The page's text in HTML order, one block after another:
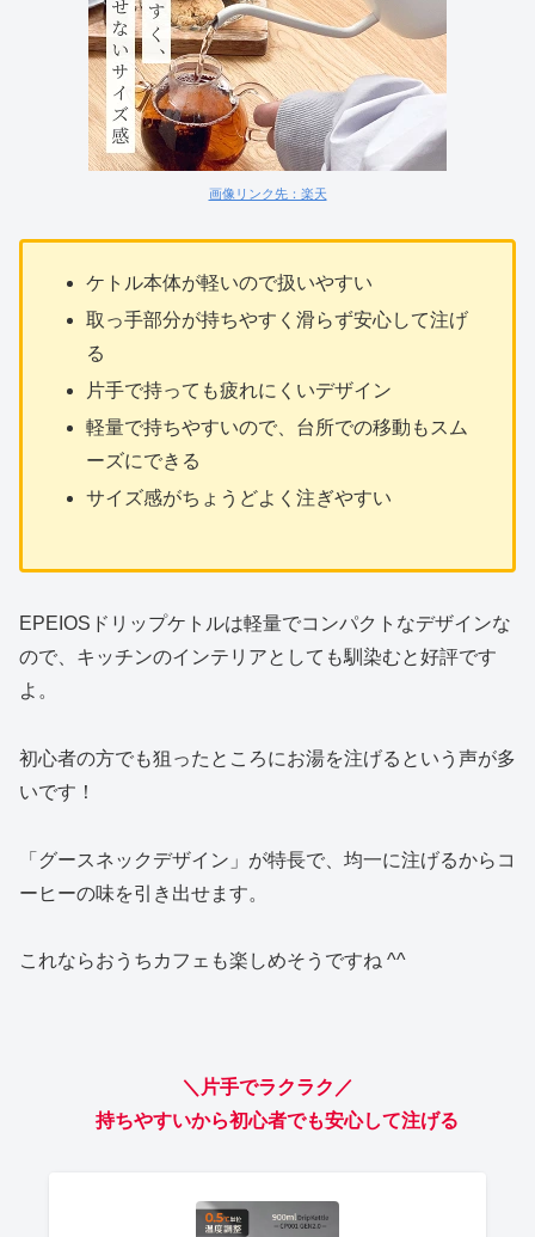
画像リンク先：楽天
ケトル本体が軽いので扱いやすい
取っ手部分が持ちやすく滑らず安心して注げ
る
片手で持っても疲れにくいデザイン
軽量で持ちやすいので、台所での移動もスム
ーズにできる
サイズ感がちょうどよく注ぎやすい
EPEIOSドリップケトルは軽量でコンパクトなデザインな
ので、キッチンのインテリアとしても馴染むと好評です
よ。
初心者の方でも狙ったところにお湯を注げるという声が多
いです！
「グースネックデザイン」が特長で、均一に注げるからコ
ーヒーの味を引き出せます。
これならおうちカフェも楽しめそうですね ^^
＼片手でラクラク／
持ちやすいから初心者でも安心して注げる